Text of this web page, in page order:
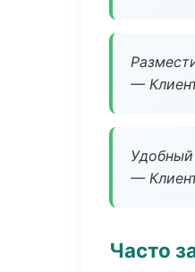
—
—
Часто